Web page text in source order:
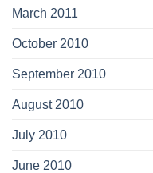
March 2011
October 2010
September 2010
August 2010
July 2010
June 2010